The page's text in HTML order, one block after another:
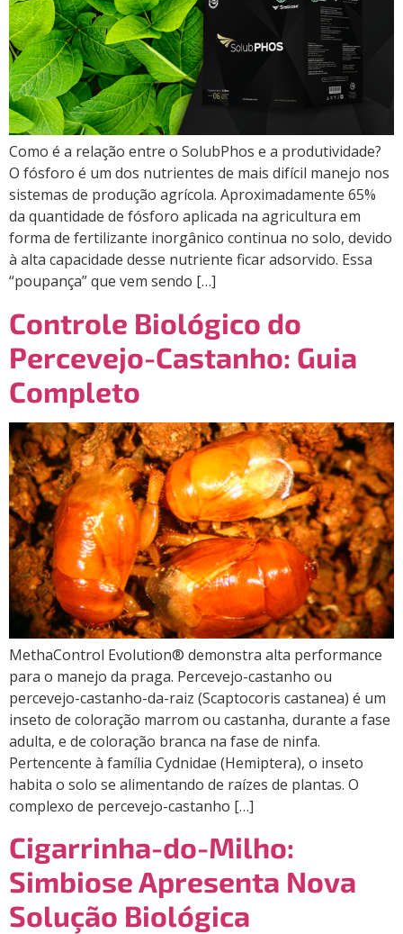
Como é a relação entre o SolubPhos e a produtividade?
O fósforo é um dos nutrientes de mais difícil manejo nos
sistemas de produção agrícola. Aproximadamente 65%
da quantidade de fósforo aplicada na agricultura em
forma de fertilizante inorgânico continua no solo, devido
à alta capacidade desse nutriente ficar adsorvido. Essa
“poupança” que vem sendo […]
Controle Biológico do
Percevejo-Castanho: Guia
Completo
MethaControl Evolution® demonstra alta performance
para o manejo da praga. Percevejo-castanho ou
percevejo-castanho-da-raiz (Scaptocoris castanea) é um
inseto de coloração marrom ou castanha, durante a fase
adulta, e de coloração branca na fase de ninfa.
Pertencente à família Cydnidae (Hemiptera), o inseto
habita o solo se alimentando de raízes de plantas. O
complexo de percevejo-castanho […]
Cigarrinha-do-Milho:
Simbiose Apresenta Nova
Solução Biológica